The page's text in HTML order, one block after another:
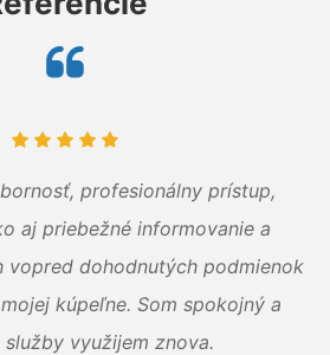
profesionálny prístup,
aj priebežné informovanie a
vopred dohodnutých podmienok
kúpeľne. Som spokojný a
využijem znova.